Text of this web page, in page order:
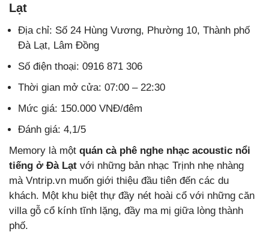
Lạt
Địa chỉ: Số 24 Hùng Vương, Phường 10, Thành phố
Đà Lạt, Lâm Đồng
Số điện thoại: 0916 871 306
Thời gian mở cửa: 07:00 – 22:30
Mức giá: 150.000 VNĐ/đêm
Đánh giá: 4,1/5
Memory là một quán cà phê nghe nhạc acoustic nổi
tiếng ở Đà Lạt với những bản nhạc Trịnh nhẹ nhàng
mà Vntrip.vn muốn giới thiệu đầu tiên đến các du
khách. Một khu biệt thự đầy nét hoài cổ với những căn
villa gỗ cổ kính tĩnh lặng, đầy ma mị giữa lòng thành
phố.